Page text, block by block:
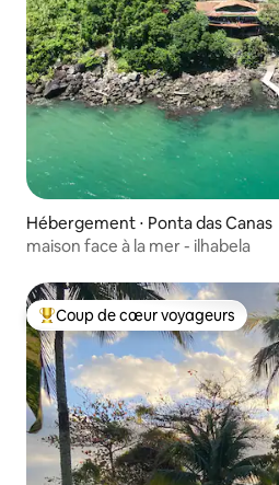
Hébergement ⋅ Ponta das Canas
maison face à la mer - ilhabela
Coups de cœur voyageurs les
Coup de cœur voyageurs